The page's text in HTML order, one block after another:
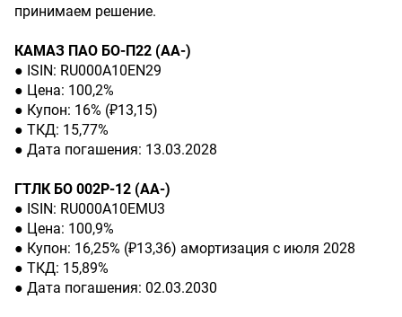
принимаем решение.
КАМАЗ ПАО БО-П22 (АА-)
● ISIN: RU000A10EN29
● Цена: 100,2%
● Купон: 16% (₽13,15)
● ТКД: 15,77%
● Дата погашения: 13.03.2028
ГТЛК БО 002P-12 (АА-)
● ISIN: RU000A10EMU3
● Цена: 100,9%
● Купон: 16,25% (₽13,36) амортизация с июля 2028
● ТКД: 15,89%
● Дата погашения: 02.03.2030